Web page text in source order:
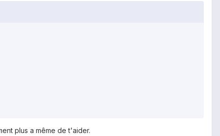
plus a même de t'aider.